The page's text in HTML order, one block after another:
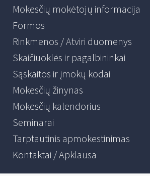
Mokesčių mokėtojų informacija
Formos
Rinkmenos / Atviri duomenys
Skaičiuoklės ir pagalbininkai
Sąskaitos ir įmokų kodai
Mokesčių žinynas
Mokesčių kalendorius
Seminarai
Tarptautinis apmokestinimas
Kontaktai / Apklausa